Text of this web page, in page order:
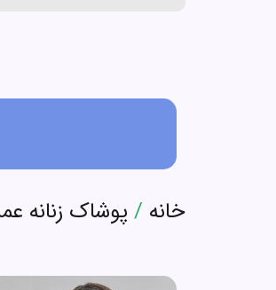
خانه / پوشاک زنانه